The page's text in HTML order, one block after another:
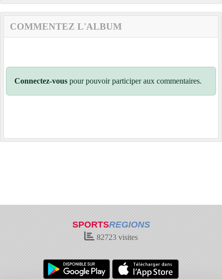
COMMENTEZ L'ALBUM
Connectez-vous pour pouvoir participer aux commentaires.
SPORTSREGIONS
82723 visites